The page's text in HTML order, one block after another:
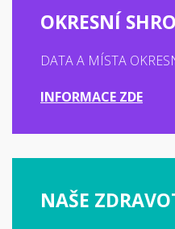
OKRESNÍ
DATA A MÍSTA
INFORMACE ZDE
NAŠE